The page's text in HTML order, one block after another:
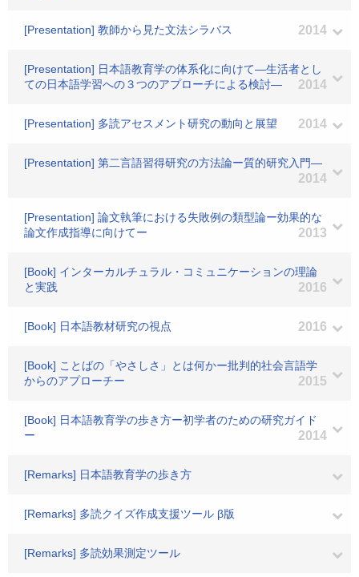
[Presentation] 教師から見た文法シラバス 2014
[Presentation] 日本語教育学の体系化に向けて―生活者とし
ての日本語学習への３つのアプローチによる検討―
2014
[Presentation] 多読アセスメント研究の動向と展望 2014
[Presentation] 第二言語習得研究の方法論ー質的研究入門―
2014
[Presentation] 論文執筆における失敗例の類型論ー効果的な
論文作成指導に向けてー
2013
[Book] インターカルチュラル・コミュニケーションの理論
と実践
2016
[Book] 日本語教材研究の視点 2016
[Book] ことばの「やさしさ」とは何かー批判的社会言語学
からのアプローチー
2015
[Book] 日本語教育学の歩き方ー初学者のための研究ガイド
ー
2014
[Remarks] 日本語教育学の歩き方
[Remarks] 多読クイズ作成支援ツール β版
[Remarks] 多読効果測定ツール